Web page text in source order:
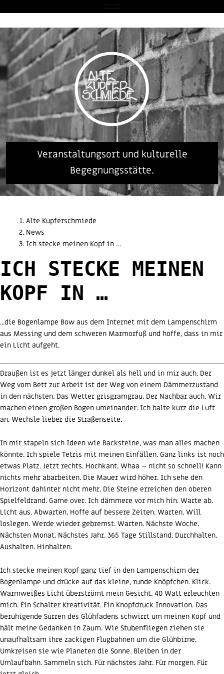
Veranstaltungsort und kulturelle
Begegnungsstätte.
Alte Kupferschmiede
News
Ich stecke meinen Kopf in …
ICH STECKE MEINEN
KOPF IN …
...die Bogenlampe Bow aus dem Internet mit dem Lampenschirm
aus Messing und dem schweren Marmorfuß und hoffe, dass in mir
ein Licht aufgeht.
Draußen ist es jetzt länger dunkel als hell und in mir auch. Der
Weg vom Bett zur Arbeit ist der Weg von einem Dämmerzustand
in den nächsten. Das Wetter grisgramgrau. Der Nachbar auch. Wir
machen einen großen Bogen umeinander. Ich halte kurz die Luft
an. Wechsle lieber die Straßenseite.
In mir stapeln sich Ideen wie Backsteine, was man alles machen
könnte. Ich spiele Tetris mit meinen Einfällen. Ganz links ist noch
etwas Platz. Jetzt rechts. Hochkant. Whaa – nicht so schnell! Kann
nichts mehr abarbeiten. Die Mauer wird höher. Ich sehe den
Horizont dahinter nicht mehr. Die Steine erreichen den oberen
Spielfeldrand. Game over. Ich dämmere vor mich hin. Warte ab.
Licht aus. Abwarten. Hoffe auf bessere Zeiten. Warten. Will
loslegen. Werde wieder gebremst. Warten. Nächste Woche.
Nächsten Monat. Nächstes Jahr. 365 Tage Stillstand. Durchhalten.
Aushalten. Hinhalten.
Ich stecke meinen Kopf ganz tief in den Lampenschirm der
Bogenlampe und drücke auf das kleine, runde Knöpfchen. Klick.
Warmweißes Licht überströmt mein Gesicht. 40 Watt erleuchten
mich. Ein Schalter Kreativität. Ein Knopfdruck Innovation. Das
beruhigende Surren des Glühfadens schwirrt um meinen Kopf und
hält meine Gedanken in Zaum. Wie Stubenfliegen ziehen sie
unaufhaltsam ihre zackigen Flugbahnen um die Glühbirne.
Umkreisen sie wie Planeten die Sonne. Bleiben in der
Umlaufbahn. Sammeln sich. Für nächstes Jahr. Für morgen. Für